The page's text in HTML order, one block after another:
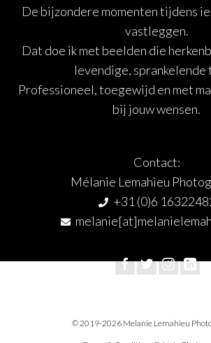
De bijzondere momenten tijdens
vastleggen.
Dat doe ik met beelden die
levendige, sprankelende
Professioneel, toegewijd en met
bij jouw wensen.
Contact:
Mélanie Lemahieu
+31 (0)6
© 2019-2026 Melanie Lemahieu